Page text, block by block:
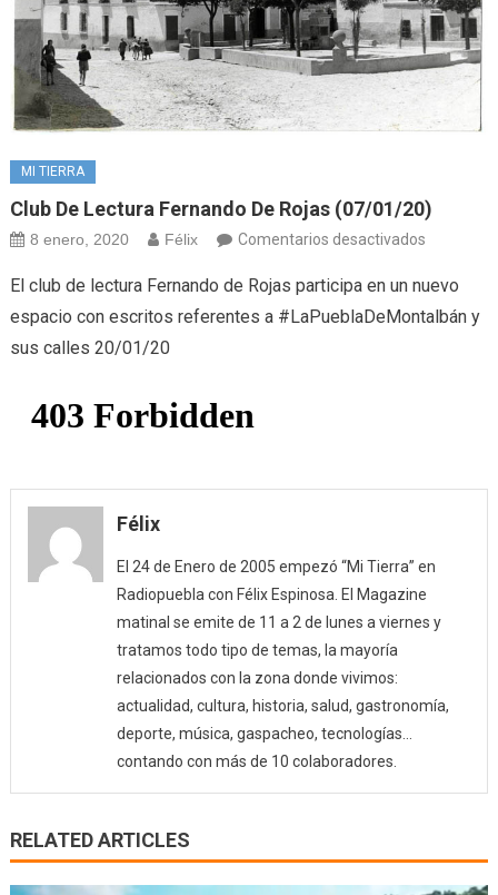
MI TIERRA
Club De Lectura Fernando De Rojas (07/01/20)
8 enero, 2020 Félix Comentarios desactivadosen
de
lectura
El club de lectura Fernando de Rojas participa en un nuevo
espacio con escritos referentes a #LaPueblaDeMontalbán y
sus calles 20/01/20
Félix
El 24 de Enero de 2005 empezó “Mi Tierra” en
Radiopuebla con Félix Espinosa. El Magazine
matinal se emite de 11 a 2 de lunes a viernes y
tratamos todo tipo de temas, la mayoría
relacionados con la zona donde vivimos:
actualidad, cultura, historia, salud, gastronomía,
deporte, música, gaspacheo, tecnologías…
contando con más de 10 colaboradores.
RELATED ARTICLES